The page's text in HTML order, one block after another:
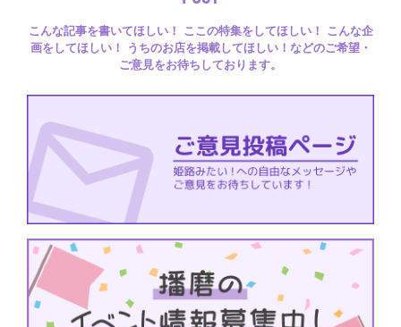
こんな記事を書いてほしい！ ここの特集をしてほしい！ こんな企
画をしてほしい！ うちのお店を掲載してほしい！などのご希望・
ご意見をお待ちしております。